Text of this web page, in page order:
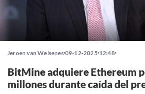
Jeroen van Welsenes 09-12-2025 12:48
BitMine adquiere Ethereum
millones durante caída del